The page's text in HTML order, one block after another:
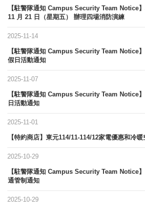
【駐警隊通知 Campus Security Team Notice
11 月 21 日（星期五） 辦理四場消防演練
2025-11-14
【駐警隊通知 Campus Security Team Notice
假日活動通知
2025-11-07
【駐警隊通知 Campus Security Team Notice
日活動通知
2025-11-01
【特約商店】東元114/11-114/12家電優惠和冷
2025-10-29
【駐警隊通知 Campus Security Team Notice
通管制通知
2025-10-29